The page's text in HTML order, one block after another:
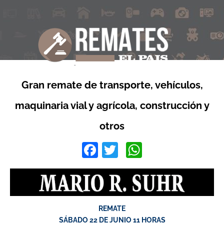
Gran remate de transporte, vehículos,
maquinaria vial y agrícola, construcción y
otros
Facebook
Twitter
REMATE
SÁBADO 22 DE JUNIO 11 HORAS